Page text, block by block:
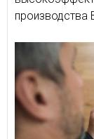
производства